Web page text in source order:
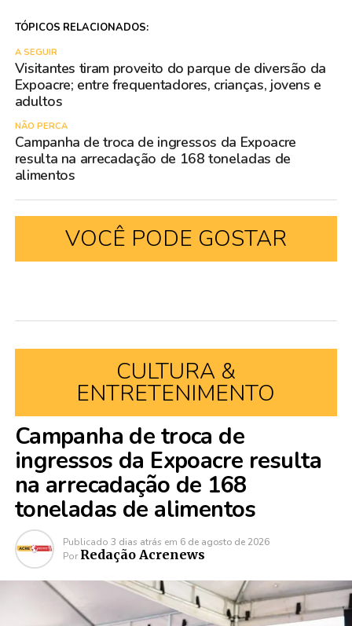
TÓPICOS RELACIONADOS:
A SEGUIR
Visitantes tiram proveito do parque de diversão da
Expoacre; entre frequentadores, crianças, jovens e
adultos
NÃO PERCA
Campanha de troca de ingressos da Expoacre
resulta na arrecadação de 168 toneladas de
alimentos
VOCÊ PODE GOSTAR
CULTURA &
ENTRETENIMENTO
Campanha de troca de
ingressos da Expoacre resulta
na arrecadação de 168
toneladas de alimentos
Publicado 3 dias atrás em 6 de agosto de 2026
Por Redação Acrenews